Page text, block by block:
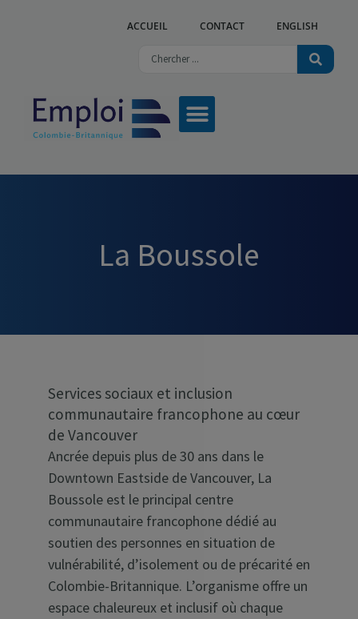
ACCUEIL CONTACT ENGLISH
La Boussole
Services sociaux et inclusion
communautaire francophone au cœur
de Vancouver
Ancrée depuis plus de 30 ans dans le
Downtown Eastside de Vancouver, La
Boussole est le principal centre
communautaire francophone dédié au
soutien des personnes en situation de
vulnérabilité, d’isolement ou de précarité en
Colombie-Britannique. L’organisme offre un
espace chaleureux et inclusif où chaque